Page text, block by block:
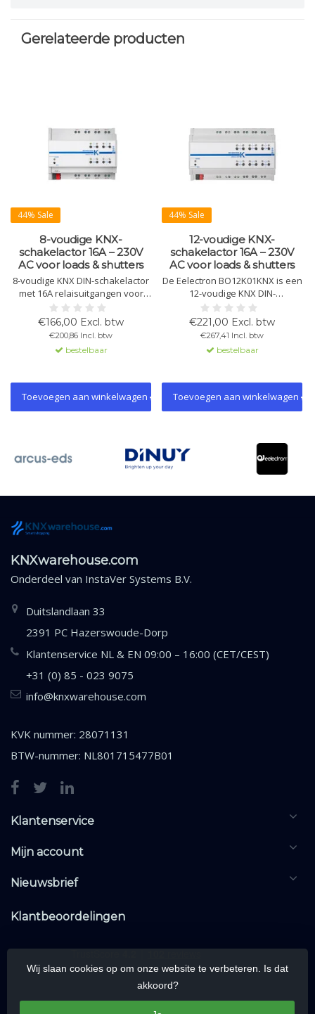
Gerelateerde producten
44% Sale
8-voudige KNX-
schakelactor 16A – 230V
AC voor loads & shutters
8-voudige KNX DIN-schakelactor
met 16A relaisuitgangen voor
verlichting, algemene lasten en
sturing van jaloezieën of
rolluiken. Voorzien van 8
logische functies en een
geïntegreerde KNX-interface
gebouwautomatisering.
€166,00 Excl. btw
€200,86 Incl. btw
bestelbaar
Toevoegen aan winkelwagen
44% Sale
12-voudige KNX-
schakelactor 16A – 230V
AC voor loads & shutters
De Eelectron BO12K01KNX is een
12-voudige KNX DIN-
schakelactor met 16A
relaisuitgangen voor verlichting,
elektrische lasten en jaloezie- of
rolluiksturing. Met 8 logische
functies en geïntegreerde KNX-
gebouwautomatisering.
€221,00 Excl. btw
€267,41 Incl. btw
bestelbaar
Toevoegen aan winkelwagen
KNXwarehouse.com
Onderdeel van InstaVer Systems B.V.
Duitslandlaan 33
2391 PC Hazerswoude-Dorp
Klantenservice NL & EN 09:00 – 16:00 (CET/CEST)
+31 (0) 85 - 023 9075
info@knxwarehouse.com
KVK nummer: 28071131
BTW-nummer: NL801715477B01
Klantenservice
Mijn account
Nieuwsbrief
Klantbeoordelingen
Wij slaan cookies op om onze website te verbeteren. Is dat
akkoord?